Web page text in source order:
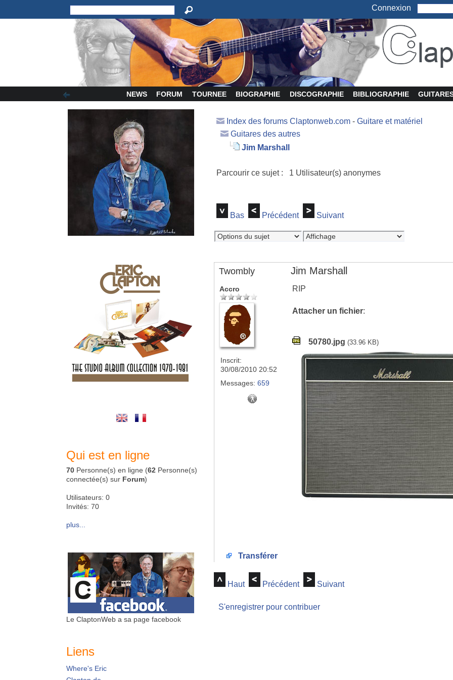
Connexion
NEWS FORUM TOURNEE BIOGRAPHIE DISCOGRAPHIE BIBLIOGRAPHIE
Qui est en ligne
70 Personne(s) en ligne (62 Personne(s)
connectée(s) sur Forum)
Utilisateurs: 0
Invités: 70
plus...
Le ClaptonWeb a sa page facebook
Liens
Where's Eric
Index des forums Claptonweb.com - Guitare et matériel
Guitares des autres
Jim Marshall
Parcourir ce sujet : 1 Utilisateur(s) anonymes
Bas Précédent Suivant
Twombly Jim Marshall
Accro
Inscrit:
30/08/2010 20:52
Messages: 659
RIP
Attacher un fichier:
50780.jpg (33.96 KB)
Transférer
Haut Précédent Suivant
S'enregistrer pour contribuer